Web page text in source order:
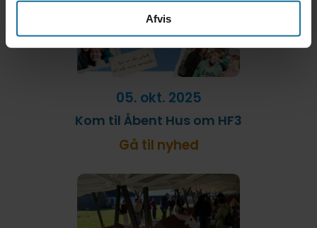
Afvis
05. okt. 2025
Kom til Åbent Hus om HF3
Gå til nyhed